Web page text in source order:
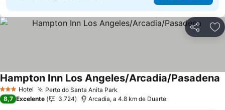
Partilhar
3 EstrelasHotel Perto do Santa Anita Park
Hampton Inn Los Angeles/Arcadia/Pasadena
8,7 Excelente 3.724 Arcadia, a 4.8 km de Duarte